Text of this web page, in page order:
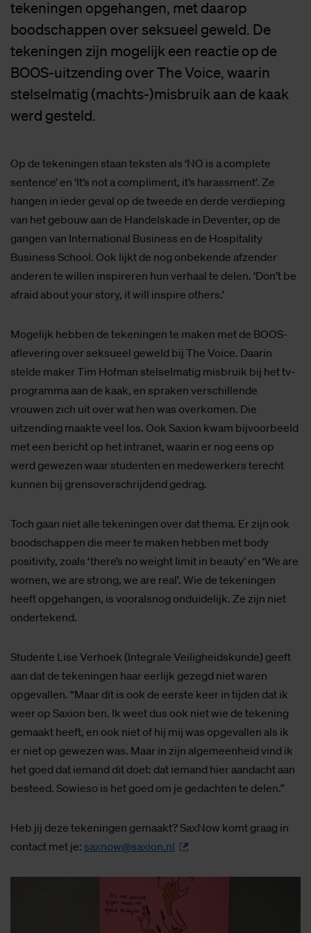
tekeningen opgehangen, met daarop
boodschappen over seksueel geweld. De
tekeningen zijn mogelijk een reactie op de
BOOS-uitzending over The Voice, waarin
stelselmatig (machts-)misbruik aan de kaak
werd gesteld.
Op de tekeningen staan teksten als ‘NO is a complete
sentence’ en ‘It’s not a compliment, it’s harassment’. Ze
hangen in ieder geval op de tweede en derde verdieping
van het gebouw aan de Handelskade in Deventer, op de
gangen van International Business en de Hospitality
Business School. Ook lijkt de nog onbekende afzender
anderen te willen inspireren hun verhaal te delen. ‘Don’t be
afraid about your story, it will inspire others.’
Mogelijk hebben de tekeningen te maken met de BOOS-
aflevering over seksueel geweld bij The Voice. Daarin
stelde maker Tim Hofman stelselmatig misbruik bij het tv-
programma aan de kaak, en spraken verschillende
vrouwen zich uit over wat hen was overkomen. Die
uitzending maakte veel los. Ook Saxion kwam bijvoorbeeld
met een bericht op het intranet, waarin er nog eens op
werd gewezen waar studenten en medewerkers terecht
kunnen bij grensoverschrijdend gedrag.
Toch gaan niet alle tekeningen over dat thema. Er zijn ook
boodschappen die meer te maken hebben met body
positivity, zoals ‘there’s no weight limit in beauty’ en ‘We are
women, we are strong, we are real’. Wie de tekeningen
heeft opgehangen, is vooralsnog onduidelijk. Ze zijn niet
ondertekend.
Studente Lise Verhoek (Integrale Veiligheidskunde) geeft
aan dat de tekeningen haar eerlijk gezegd niet waren
opgevallen. “Maar dit is ook de eerste keer in tijden dat ik
weer op Saxion ben. Ik weet dus ook niet wie de tekening
gemaakt heeft, en ook niet of hij mij was opgevallen als ik
er niet op gewezen was. Maar in zijn algemeenheid vind ik
het goed dat iemand dit doet: dat iemand hier aandacht aan
besteed. Sowieso is het goed om je gedachten te delen.”
Heb jij deze tekeningen gemaakt? SaxNow komt graag in
contact met je: saxnow@saxion.nl